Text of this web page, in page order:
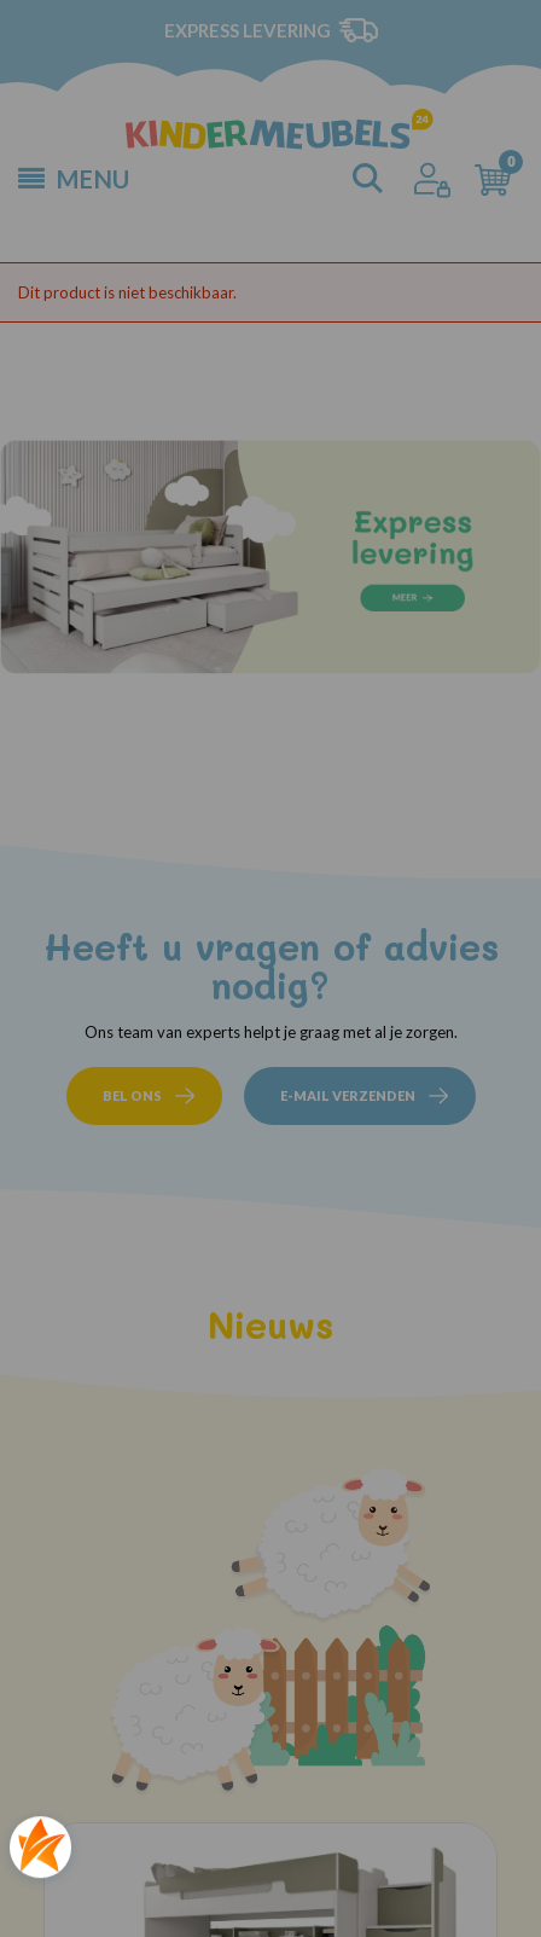
EXPRESS LEVERING
MENU
Dit product is niet beschikbaar.
Heeft u vragen of advies
nodig?
Ons team van experts helpt je graag met al je zorgen.
BEL ONS E-MAIL VERZENDEN
Nieuws